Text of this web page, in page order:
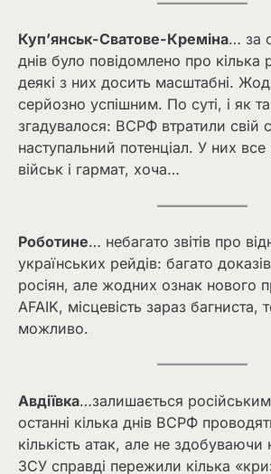
Куп’янськ-Сватове-Креміна… за
днів було повідомлено про кілька
деякі з них досить масштабні.
серйозно успішним. По суті, і як
згадувалося: ВСРФ втратили свій
наступальний потенціал. У них
військ і гармат, хоча…
Роботине… небагато звітів про
українських рейдів: багато
росіян, але жодних ознак нового
AFAIK, місцевість зараз
можливо.
Авдіївка…залишається
останні кілька днів ВСРФ
кількість атак, але не здобуваючи
ЗСУ справді пережили кілька